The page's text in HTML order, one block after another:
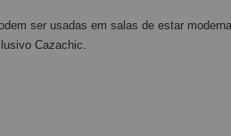
ser usadas em salas de estar
Cazachic.